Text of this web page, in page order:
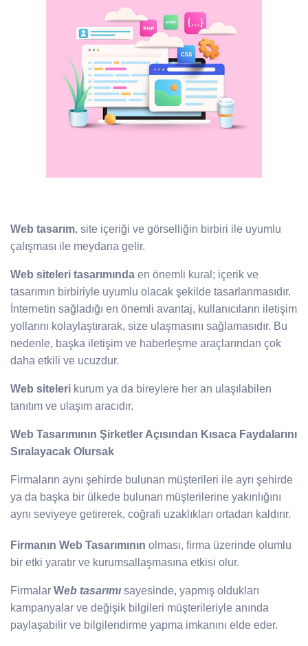
Web tasarım, site içeriği ve görselliğin birbiri ile uyumlu
çalışması ile meydana gelir.
Web siteleri tasarımında en önemli kural; içerik ve
tasarımın birbiriyle uyumlu olacak şekilde tasarlanmasıdır.
İnternetin sağladığı en önemli avantaj, kullanıcıların iletişim
yollarını kolaylaştırarak, size ulaşmasını sağlamasıdır. Bu
nedenle, başka iletişim ve haberleşme araçlarından çok
daha etkili ve ucuzdur.
Web siteleri kurum ya da bireylere her an ulaşılabilen
tanıtım ve ulaşım aracıdır.
Web Tasarımının Şirketler Açısından Kısaca Faydalarını
Sıralayacak Olursak
Firmaların aynı şehirde bulunan müşterileri ile ayrı şehirde
ya da başka bir ülkede bulunan müşterilerine yakınlığını
aynı seviyeye getirerek, coğrafi uzaklıkları ortadan kaldırır.
Firmanın Web Tasarımının olması, firma üzerinde olumlu
bir etki yaratır ve kurumsallaşmasına etkisi olur.
Firmalar Web tasarımı sayesinde, yapmış oldukları
kampanyalar ve değişik bilgileri müşterileriyle anında
paylaşabilir ve bilgilendirme yapma imkanını elde eder.